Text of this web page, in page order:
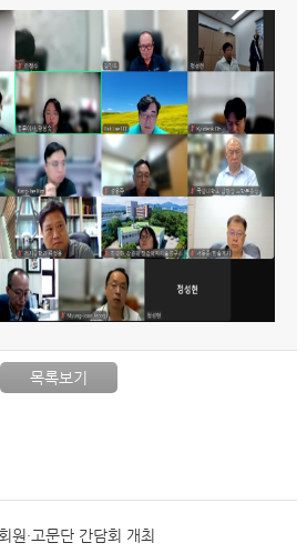
목록보기
원·고문단 간담회 개최